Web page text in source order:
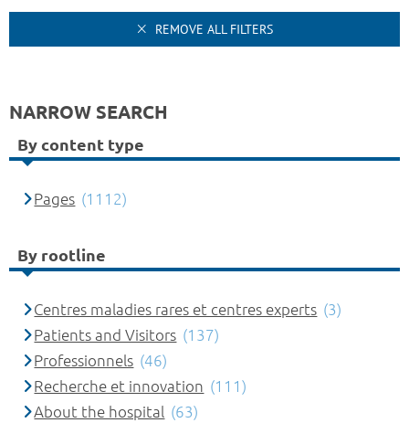
REMOVE ALL FILTERS
NARROW SEARCH
By content type
Pages (1112)
By rootline
Centres maladies rares et centres experts (3)
Patients and Visitors (137)
Professionnels (46)
Recherche et innovation (111)
About the hospital (63)